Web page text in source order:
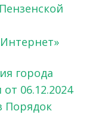
города
06.12.2024
Порядок